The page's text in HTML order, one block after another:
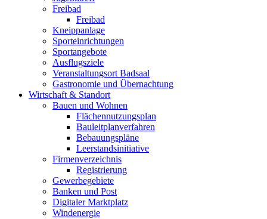
Freibad
Freibad
Kneippanlage
Sporteinrichtungen
Sportangebote
Ausflugsziele
Veranstaltungsort Badsaal
Gastronomie und Übernachtung
Wirtschaft & Standort
Bauen und Wohnen
Flächennutzungsplan
Bauleitplanverfahren
Bebauungspläne
Leerstandsinitiative
Firmenverzeichnis
Registrierung
Gewerbegebiete
Banken und Post
Digitaler Marktplatz
Windenergie